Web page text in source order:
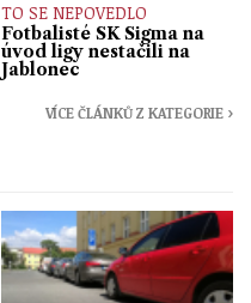
TO SE NEPOVEDLO
Fotbalisté SK Sigma na
úvod ligy nestačili na
Jablonec
VÍCE ČLÁNKŮ Z KATEGORIE ›